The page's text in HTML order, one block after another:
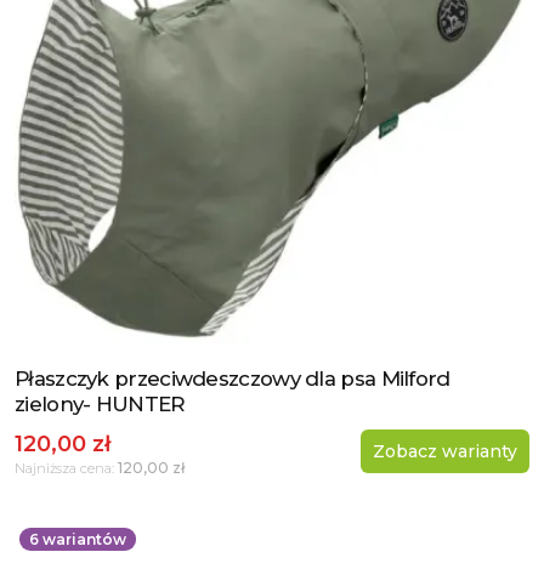
Zobacz produkt
Płaszczyk przeciwdeszczowy dla psa Milford
zielony- HUNTER
120,00 zł
Najniższa cena: 120,00 zł
Zobacz warianty
6 wariantów